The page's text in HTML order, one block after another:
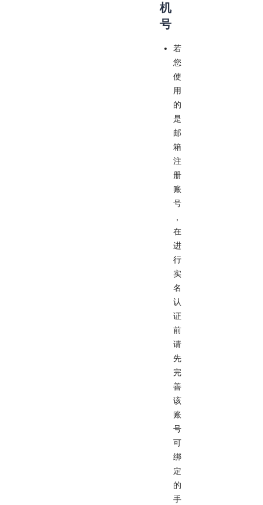
机
号
若
您
使
用
的
是
邮
箱
注
册
账
号
，
在
进
行
实
名
认
证
前
请
先
完
善
该
账
号
可
绑
定
的
手